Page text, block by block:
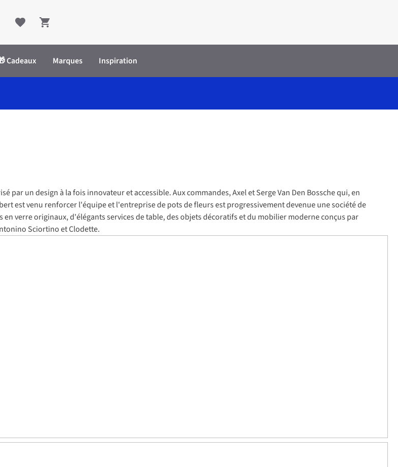
Shopping cart
Cadeaux Marques Inspiration
un design à la fois innovateur et accessible. Aux commandes, Axel et Serge Van Den Bossche qui, en
est venu renforcer l'équipe et l'entreprise de pots de fleurs est progressivement devenue une société de
verre originaux, d'élégants services de table, des objets décoratifs et du mobilier moderne conçus par
Sciortino et Clodette.